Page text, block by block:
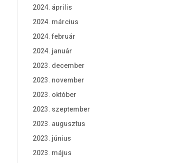
2024. április
2024. március
2024. február
2024. január
2023. december
2023. november
2023. október
2023. szeptember
2023. augusztus
2023. június
2023. május